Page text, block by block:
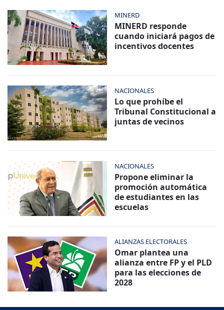
MINERD
MINERD responde
cuando iniciará pagos de
incentivos docentes
NACIONALES
Lo que prohíbe el
Tribunal Constitucional a
juntas de vecinos
NACIONALES
Propone eliminar la
promoción automática
de estudiantes en las
escuelas
ALIANZAS ELECTORALES
Omar plantea una
alianza entre FP y el PLD
para las elecciones de
2028